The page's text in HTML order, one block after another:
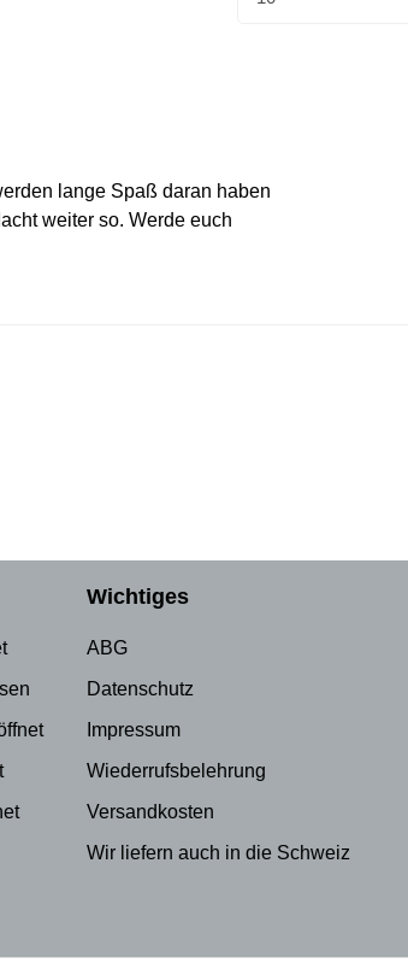
lange Spaß daran haben
weiter so. Werde euch
Wichtiges
ABG
Datenschutz
Impressum
Wiederrufsbelehrung
Versandkosten
Wir liefern auch in die Schweiz